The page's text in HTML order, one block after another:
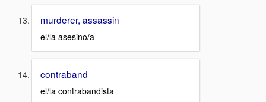
murderer, assassin
el/la asesino/a
contraband
el/la contrabandista